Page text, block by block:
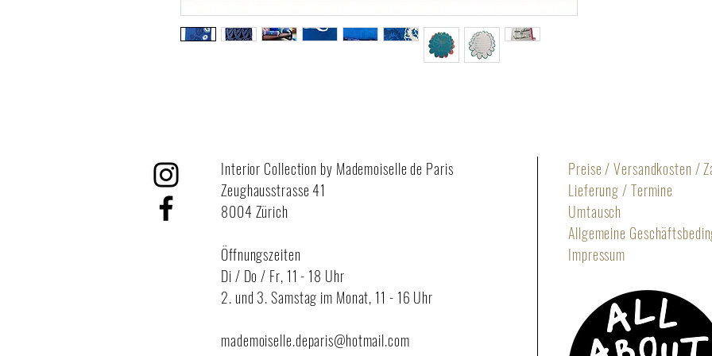
Interior Collection by Mademoiselle de Paris
Zeughausstrasse 41
8004 Zürich
Öffnungszeiten
Di / Do / Fr, 11 - 18 Uhr
2. und 3. Samstag im Monat, 11 - 16 Uhr
mademoiselle.deparis@hotmail.com
Preise / Versandkosten /
Lieferung / Termine
Umtausch
Allgemeine
Impressum